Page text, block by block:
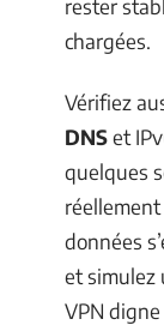
rester
chargées.
Vérifiez
DNSet
quelques
données
et simulez
VPN